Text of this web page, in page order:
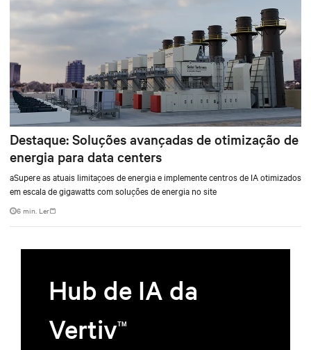
Destaque: Soluções avançadas de otimização de
energia para data centers
aSupere as atuais limitaçoes de energia e implemente centros de IA otimizados
em escala de gigawatts com soluções de energia no site
6 min. Ler
Hub de IA da
VertivTM